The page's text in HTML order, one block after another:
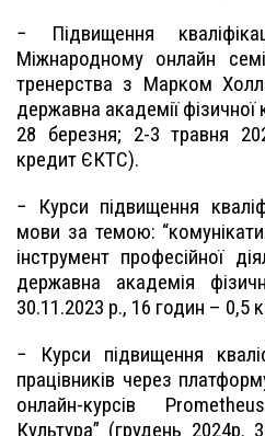
− Підвищення
Міжнародному онлайн
тренерства з Марком
державна академії фізичної
28 березня; 2-3 травня
кредит ЄКТС).
− Курси підвищення
мови за темою:
інструмент професійної
державна академія
30.11.2023 р., 16 годин – 0,5
− Курси підвищення
працівників через
онлайн-курсів
Культура” (грудень